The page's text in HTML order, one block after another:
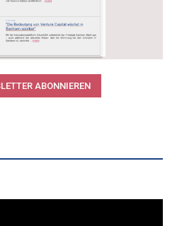
ABONNIEREN